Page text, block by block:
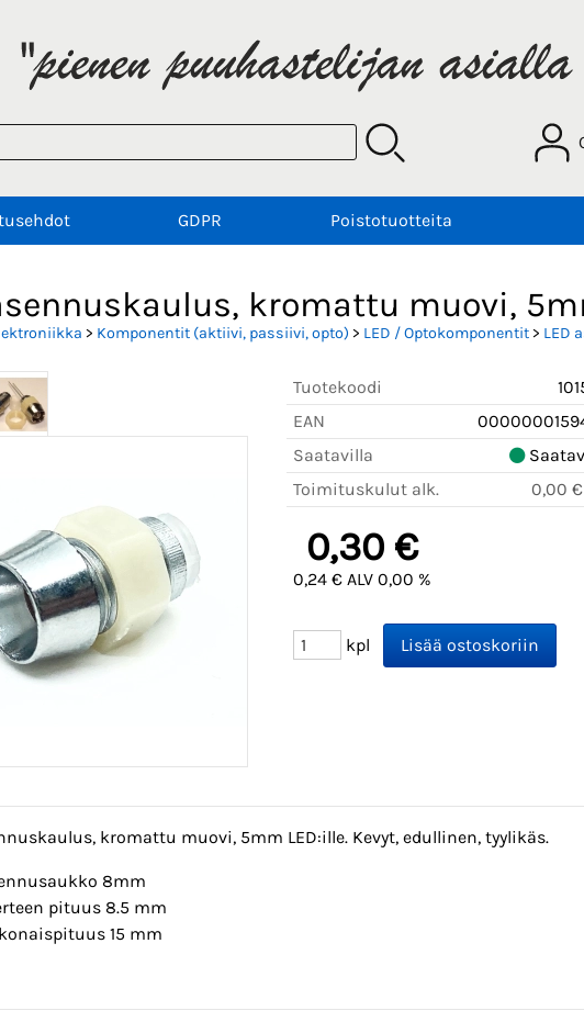
GDPR Poistotuotteita
kromattu muovi,
> Komponentit (aktiivi, passiivi, opto) > LED / Optokomponentit> LED
Tuotekoodi
EAN
Saatavilla
Toimituskulut alk.
0,00 €
0,30 €
0,24 € ALV 0,00 %
kpl
kromattu muovi, 5mm LED:ille. Kevyt, edullinen, tyylikäs.
8mm
pituus 8.5 mm
15 mm